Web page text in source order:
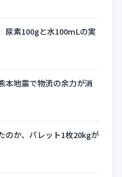
尿素100gと水100mLの実
本地震で物流の余力が消
のか、パレット1枚20kgが